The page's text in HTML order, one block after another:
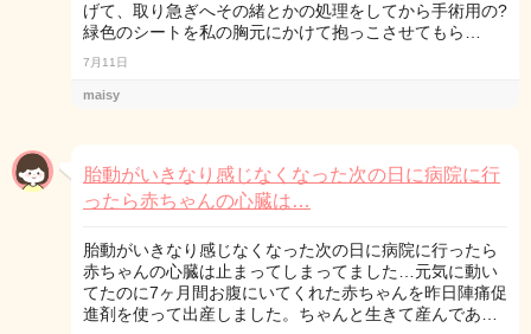
げて、取り急ぎへその緒とかの処理をしてから手術用の?
緑色のシートを私の胸元にかけて抱っこさせてもら…
7月11日
maisy
胎動がいきなり感じなくなった次の日に病院に行
ったら赤ちゃんの心臓は…
胎動がいきなり感じなくなった次の日に病院に行ったら
赤ちゃんの心臓は止まってしまってました…元気に動い
てたのに7ヶ月間お腹にいてくれた赤ちゃんを昨日陣痛促
進剤を使って出産しました。ちゃんと生きて産んであ…